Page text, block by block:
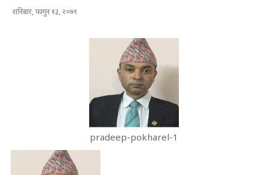
शनिबार, फागुन १३, २०७९
pradeep-pokharel-1